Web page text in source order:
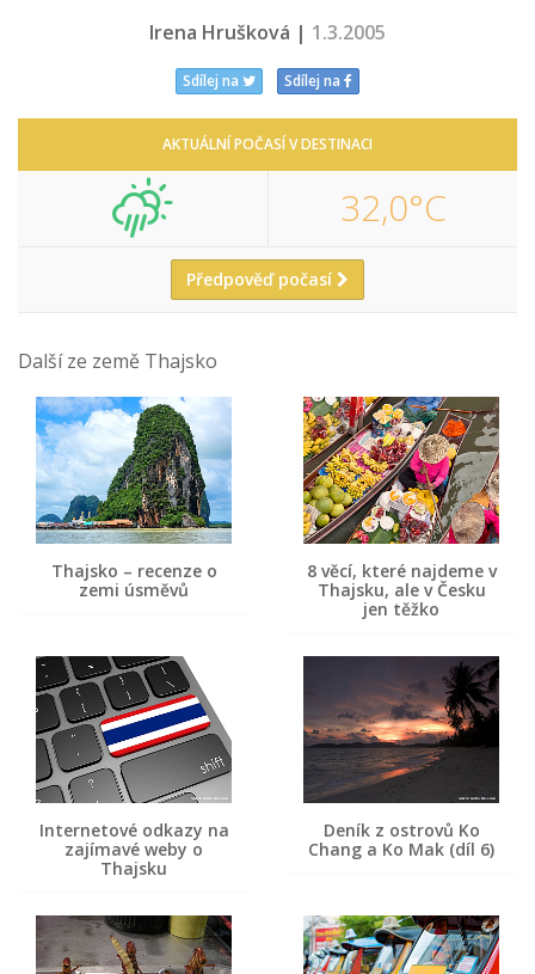
Irena Hrušková | 1.3.2005
Sdílej na Sdílej na
AKTUÁLNÍ POČASÍ V DESTINACI
32,0°C
Předpověď počasí
Další ze země Thajsko
Thajsko – recenze o
zemi úsměvů
8 věcí, které najdeme v
Thajsku, ale v Česku
jen těžko
Internetové odkazy na
zajímavé weby o
Thajsku
Deník z ostrovů Ko
Chang a Ko Mak (díl 6)